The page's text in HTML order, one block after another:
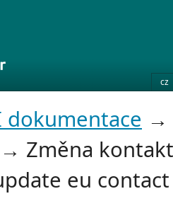
cz
dokumentace →
→ Změna
eu contact